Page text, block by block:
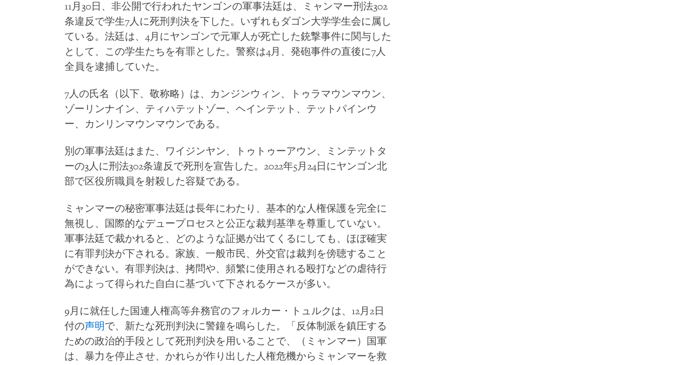
11月30日、非公開で行われたヤンゴンの軍事法廷は、ミャンマー刑法302
条違反で学生7人に死刑判決を下した。いずれもダゴン大学学生会に属し
ている。法廷は、4月にヤンゴンで元軍人が死亡した銃撃事件に関与した
として、この学生たちを有罪とした。警察は4月、発砲事件の直後に7人
全員を逮捕していた。
7人の氏名（以下、敬称略）は、カンジンウィン、トゥラマウンマウン、
ゾーリンナイン、ティハテットゾー、ヘインテット、テットパインウ
ー、カンリンマウンマウンである。
別の軍事法廷はまた、ワイジンヤン、トゥトゥーアウン、ミンテットタ
ーの3人に刑法302条違反で死刑を宣告した。2022年5月24日にヤンゴン北
部で区役所職員を射殺した容疑である。
ミャンマーの秘密軍事法廷は長年にわたり、基本的な人権保護を完全に
無視し、国際的なデュープロセスと公正な裁判基準を尊重していない。
軍事法廷で裁かれると、どのような証拠が出てくるにしても、ほぼ確実
に有罪判決が下される。家族、一般市民、外交官は裁判を傍聴すること
ができない。有罪判決は、拷問や、頻繁に使用される殴打などの虐待行
為によって得られた自白に基づいて下されるケースが多い。
9月に就任した国連人権高等弁務官のフォルカー・トュルクは、12月2日
付の声明で、新たな死刑判決に警鐘を鳴らした。「反体制派を鎮圧する
ための政治的手段として死刑判決を用いることで、（ミャンマー）国軍
は、暴力を停止させ、かれらが作り出した人権危機からミャンマーを救